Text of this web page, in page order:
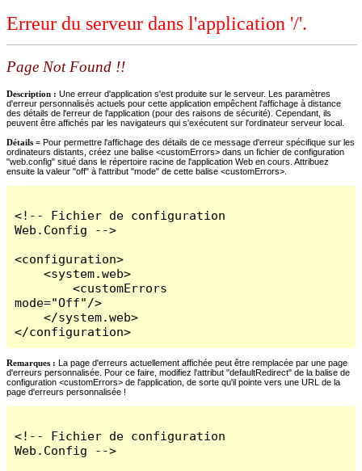
Erreur du serveur dans l'application '/'.
Page Not Found !!
Description : Une erreur d'application s'est produite sur le serveur. Les paramètres
d'erreur personnalisés actuels pour cette application empêchent l'affichage à distance
des détails de l'erreur de l'application (pour des raisons de sécurité). Cependant, ils
peuvent être affichés par les navigateurs qui s'exécutent sur l'ordinateur serveur local.
Détails = Pour permettre l'affichage des détails de ce message d'erreur spécifique sur les
ordinateurs distants, créez une balise <customErrors> dans un fichier de configuration
"web.config" situé dans le répertoire racine de l'application Web en cours. Attribuez
ensuite la valeur "off" à l'attribut "mode" de cette balise <customErrors>.
<!-- Fichier de configuration
Web.Config -->
<configuration>
    <system.web>
        <customErrors
mode="Off"/>
    </system.web>
</configuration>
Remarques : La page d'erreurs actuellement affichée peut être remplacée par une page
d'erreurs personnalisée. Pour ce faire, modifiez l'attribut "defaultRedirect" de la balise de
configuration <customErrors> de l'application, de sorte qu'il pointe vers une URL de la
page d'erreurs personnalisée !
<!-- Fichier de configuration
Web.Config -->